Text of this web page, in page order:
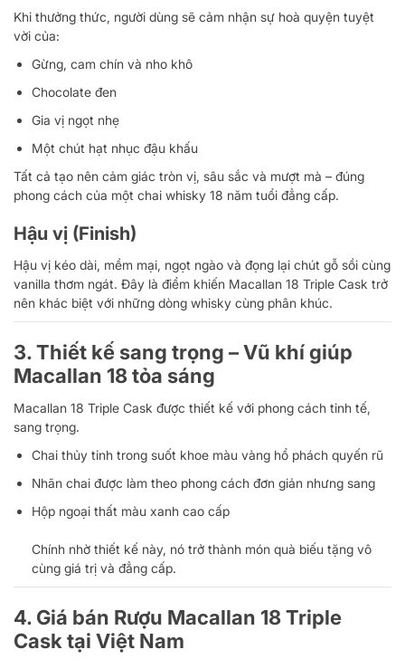
Khi thưởng thức, người dùng sẽ cảm nhận sự hoà quyện tuyệt
vời của:
Gừng, cam chín và nho khô
Chocolate đen
Gia vị ngọt nhẹ
Một chút hạt nhục đậu khấu
Tất cả tạo nên cảm giác tròn vị, sâu sắc và mượt mà – đúng
phong cách của một chai whisky 18 năm tuổi đẳng cấp.
Hậu vị (Finish)
Hậu vị kéo dài, mềm mại, ngọt ngào và đọng lại chút gỗ sồi cùng
vanilla thơm ngát. Đây là điểm khiến Macallan 18 Triple Cask trở
nên khác biệt với những dòng whisky cùng phân khúc.
3. Thiết kế sang trọng – Vũ khí giúp
Macallan 18 tỏa sáng
Macallan 18 Triple Cask được thiết kế với phong cách tinh tế,
sang trọng.
Chai thủy tinh trong suốt khoe màu vàng hổ phách quyến rũ
Nhãn chai được làm theo phong cách đơn giản nhưng sang
Hộp ngoại thất màu xanh cao cấp
Chính nhờ thiết kế này, nó trở thành món quà biếu tặng vô
cùng giá trị và đẳng cấp.
4. Giá bán Rượu Macallan 18 Triple
Cask tại Việt Nam